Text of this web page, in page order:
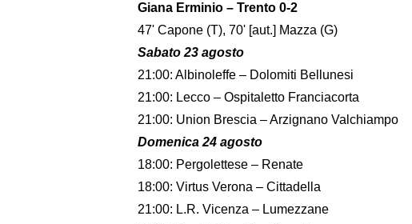
Giana Erminio – Trento 0-2
47' Capone (T), 70' [aut.] Mazza (G)
Sabato 23 agosto
21:00: Albinoleffe – Dolomiti Bellunesi
21:00: Lecco – Ospitaletto Franciacorta
21:00: Union Brescia – Arzignano Valchiampo
Domenica 24 agosto
18:00: Pergolettese – Renate
18:00: Virtus Verona – Cittadella
21:00: L.R. Vicenza – Lumezzane